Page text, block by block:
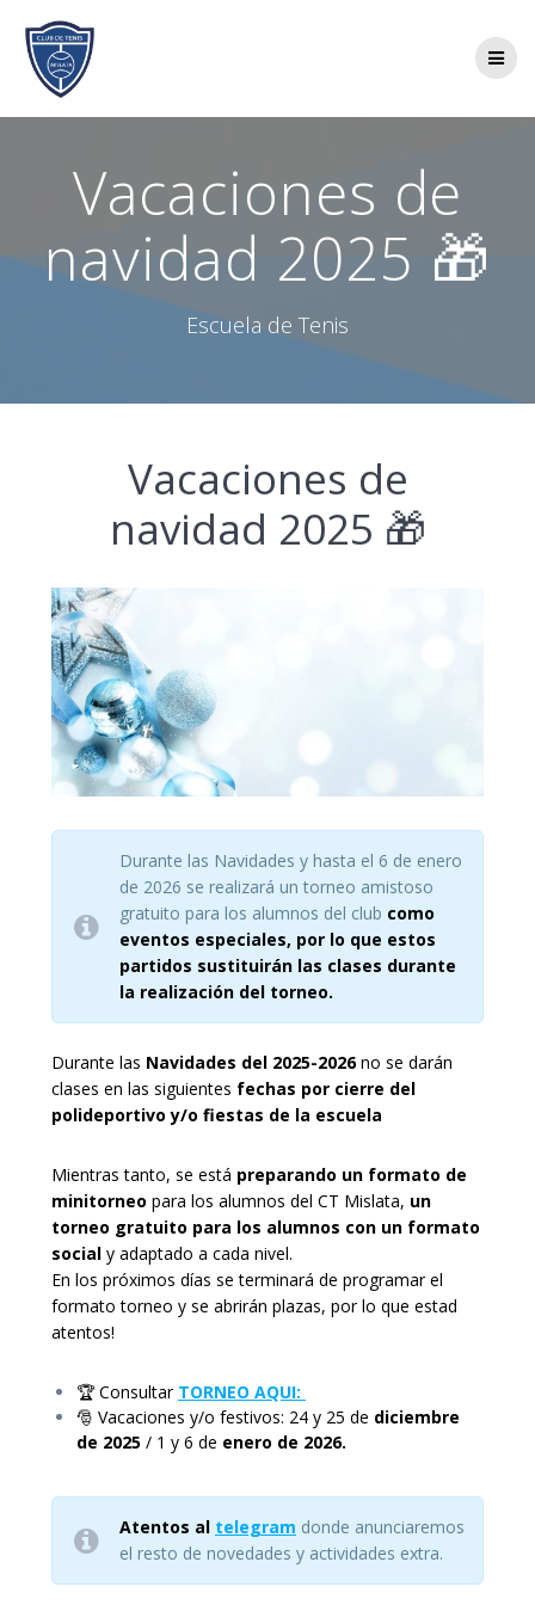
Vacaciones de
navidad 2025 🎁
Escuela de Tenis
Vacaciones de
navidad 2025 🎁
Durante las Navidades y hasta el 6 de enero
de 2026 se realizará un torneo amistoso
gratuito para los alumnos del club como
eventos especiales, por lo que estos
partidos sustituirán las clases durante
la realización del torneo.
Durante las Navidades del 2025-2026no se darán
clases en las siguientes fechas por cierre del
polideportivo y/o fiestas de la escuela
Mientras tanto, se está preparando un formato de
minitorneo para los alumnos del CT Mislata, un
torneo gratuito para los alumnos con un formato
social y adaptado a cada nivel.
En los próximos días se terminará de programar el
formato torneo y se abrirán plazas, por lo que estad
atentos!
🏆 Consultar TORNEO AQUI:
🎅 Vacaciones y/o festivos: 24 y 25 de diciembre
de 2025 / 1 y 6 de enero de 2026.
Atentos al telegram donde anunciaremos
el resto de novedades y actividades extra.